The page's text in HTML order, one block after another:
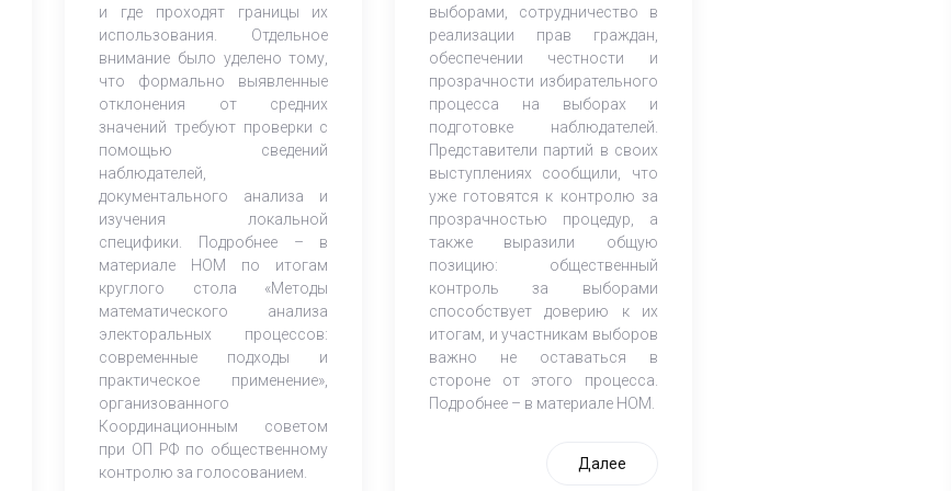
и где проходят границы их
использования. Отдельное
внимание было уделено тому,
что формально выявленные
отклонения от средних
значений требуют проверки с
помощью сведений
наблюдателей,
документального анализа и
изучения локальной
специфики. Подробнее – в
материале НОМ по итогам
круглого стола «Методы
математического анализа
электоральных процессов:
современные подходы и
практическое применение»,
организованного
Координационным советом
при ОП РФ по общественному
контролю за голосованием.
выборами, сотрудничество в
реализации прав граждан,
обеспечении честности и
прозрачности избирательного
процесса на выборах и
подготовке наблюдателей.
Представители партий в своих
выступлениях сообщили, что
уже готовятся к контролю за
прозрачностью процедур, а
также выразили общую
позицию: общественный
контроль за выборами
способствует доверию к их
итогам, и участникам выборов
важно не оставаться в
стороне от этого процесса.
Подробнее – в материале НОМ.
Далее